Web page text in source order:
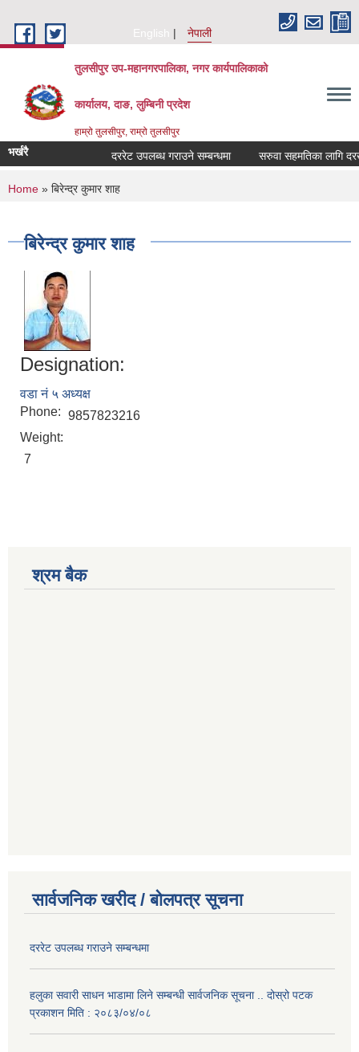
English
नेपाली
तुलसीपुर उप-महानगरपालिका, नगर कार्यपालिकाको
कार्यालय, दाङ, लुम्बिनी प्रदेश
हाम्रो तुलसीपुर, राम्रो तुलसीपुर
भर्खरै दररेट उपलब्ध गराउने सम्बन्धमा सरुवा सहमतिका लागि
You are here
Home » बिरेन्द्र कुमार शाह
बिरेन्द्र कुमार शाह
Designation:
वडा नं ५ अध्यक्ष
Phone: 9857823216
Weight:
7
श्रम बैक
सार्वजनिक खरीद / बोलपत्र सूचना
दररेट उपलब्ध गराउने सम्बन्धमा
हलुका सवारी साधन भाडामा लिने सम्बन्धी सार्वजनिक सूचना .. दोस्रो पटक
प्रकाशन मिति : २०८३/०४/०८